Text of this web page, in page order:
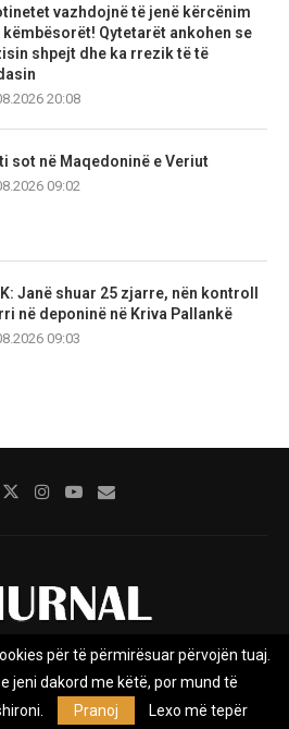
vazhdojnë të jenë kërcënim
këmbësorët! Qytetarët ankohen se
shpejt dhe ka rrezik të të
20:08
sot në Maqedoninë e Veriut
09:02
Janë shuar 25 zjarre, nën kontroll
në deponinë në Kriva Pallankë
09:03
Marketing
Privacy Policy
për të përmirësuar përvojën tuaj.
jeni dakord me këtë, por mund të
Pranoj Lexo më tepër